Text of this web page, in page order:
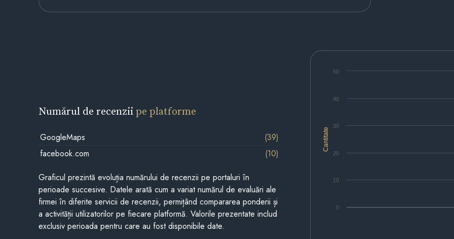
Cantitate
10
20
30
40
0
50
Numărul de recenziipe platforme
GoogleMaps
(39)
facebook.com
(10)
Graficul prezintă evoluția numărului de recenzii pe portaluri în
perioade succesive. Datele arată cum a variat numărul de evaluări ale
firmei în diferite servicii de recenzii, permițând compararea ponderii și
a activității utilizatorilor pe fiecare platformă. Valorile prezentate includ
exclusiv perioada pentru care au fost disponibile date.